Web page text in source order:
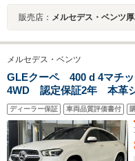
販売店： メルセデス・ベンツ
メルセデス・ベンツ
GLEクーペ 400 d 4マチッ
4WD 認定保証2年 本革
搭載 ヘッドアップディ
ートクーラー パノラミ
Burmesterスピーカー メ
車
ディーラー保証 車両品質評価書付